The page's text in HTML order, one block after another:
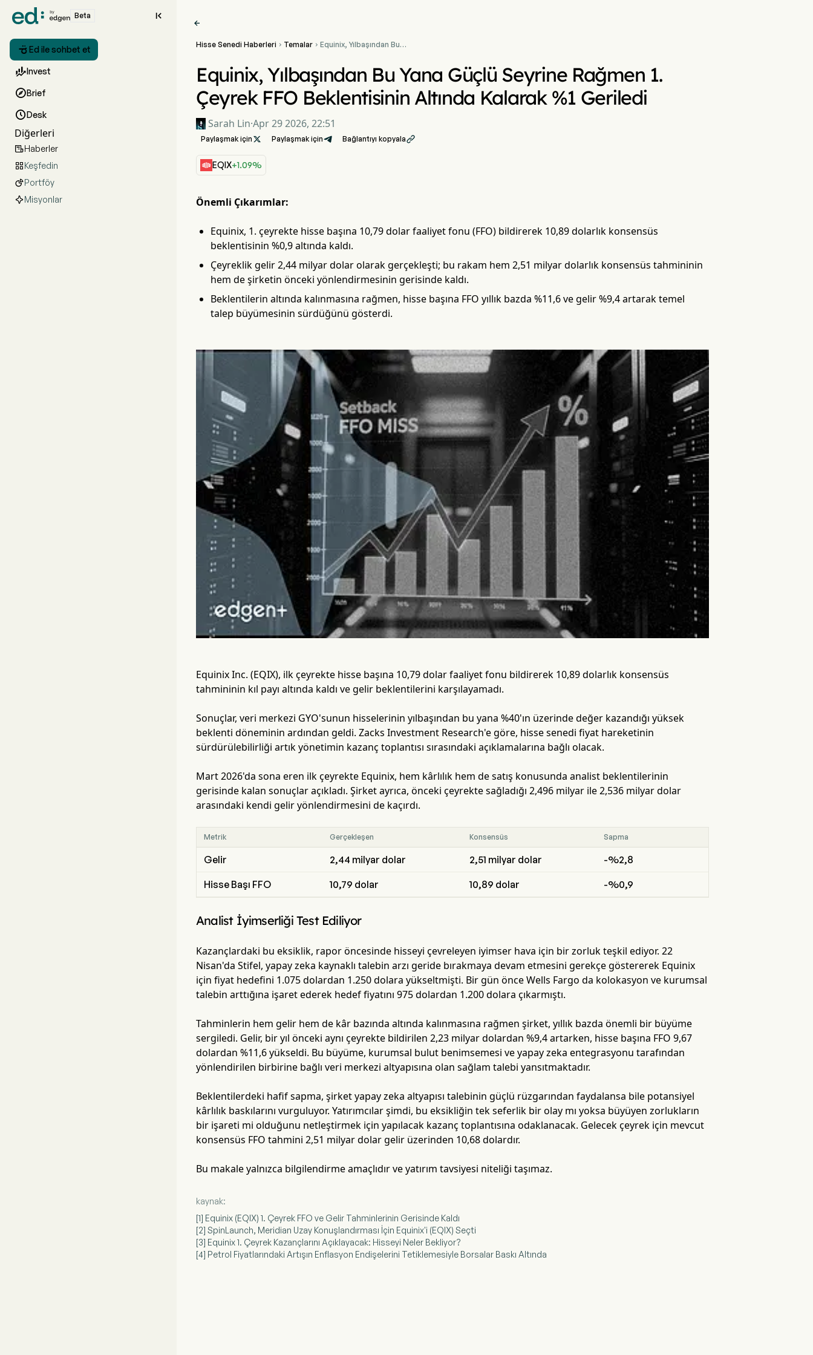
Beta 
 Ed ile sohbet et
Invest
Brief
Desk
Diğerleri
Haberler
Keşfedin
Portföy
Misyonlar

Hisse Senedi Haberleri  Temalar  Equinix, Yılbaşından Bu
Beklentisinin Altında
Kalarak %1 Geriledi
Equinix, Yılbaşından Bu Yana Güçlü Seyrine Rağmen 1.
Çeyrek FFO Beklentisinin Altında Kalarak %1 Geriledi
Sarah Lin·Apr 29 2026, 22:51
Paylaşmak için  Paylaşmak için Bağlantıyı kopyala
EQIX+1.09%
Önemli Çıkarımlar:
Equinix, 1. çeyrekte hisse başına 10,79 dolar faaliyet fonu (FFO) bildirerek 10,89 dolarlık konsensüs
beklentisinin %0,9 altında kaldı.
Çeyreklik gelir 2,44 milyar dolar olarak gerçekleşti; bu rakam hem 2,51 milyar dolarlık konsensüs tahmininin
hem de şirketin önceki yönlendirmesinin gerisinde kaldı.
Beklentilerin altında kalınmasına rağmen, hisse başına FFO yıllık bazda %11,6 ve gelir %9,4 artarak temel
talep büyümesinin sürdüğünü gösterdi.
Equinix Inc. (EQIX), ilk çeyrekte hisse başına 10,79 dolar faaliyet fonu bildirerek 10,89 dolarlık konsensüs
tahmininin kıl payı altında kaldı ve gelir beklentilerini karşılayamadı.
Sonuçlar, veri merkezi GYO'sunun hisselerinin yılbaşından bu yana %40'ın üzerinde değer kazandığı yüksek
beklenti döneminin ardından geldi. Zacks Investment Research'e göre, hisse senedi fiyat hareketinin
sürdürülebilirliği artık yönetimin kazanç toplantısı sırasındaki açıklamalarına bağlı olacak.
Mart 2026'da sona eren ilk çeyrekte Equinix, hem kârlılık hem de satış konusunda analist beklentilerinin
gerisinde kalan sonuçlar açıkladı. Şirket ayrıca, önceki çeyrekte sağladığı 2,496 milyar ile 2,536 milyar dolar
arasındaki kendi gelir yönlendirmesini de kaçırdı.
Metrik Gerçekleşen Konsensüs Sapma
Gelir 2,44 milyar dolar 2,51 milyar dolar -%2,8
Hisse Başı FFO 10,79 dolar 10,89 dolar -%0,9
Analist İyimserliği Test Ediliyor
Kazançlardaki bu eksiklik, rapor öncesinde hisseyi çevreleyen iyimser hava için bir zorluk teşkil ediyor. 22
Nisan'da Stifel, yapay zeka kaynaklı talebin arzı geride bırakmaya devam etmesini gerekçe göstererek Equinix
için fiyat hedefini 1.075 dolardan 1.250 dolara yükseltmişti. Bir gün önce Wells Fargo da kolokasyon ve kurumsal
talebin arttığına işaret ederek hedef fiyatını 975 dolardan 1.200 dolara çıkarmıştı.
Tahminlerin hem gelir hem de kâr bazında altında kalınmasına rağmen şirket, yıllık bazda önemli bir büyüme
sergiledi. Gelir, bir yıl önceki aynı çeyrekte bildirilen 2,23 milyar dolardan %9,4 artarken, hisse başına FFO 9,67
dolardan %11,6 yükseldi. Bu büyüme, kurumsal bulut benimsemesi ve yapay zeka entegrasyonu tarafından
yönlendirilen birbirine bağlı veri merkezi altyapısına olan sağlam talebi yansıtmaktadır.
Beklentilerdeki hafif sapma, şirket yapay zeka altyapısı talebinin güçlü rüzgarından faydalansa bile potansiyel
kârlılık baskılarını vurguluyor. Yatırımcılar şimdi, bu eksikliğin tek seferlik bir olay mı yoksa büyüyen zorlukların
bir işareti mi olduğunu netleştirmek için yapılacak kazanç toplantısına odaklanacak. Gelecek çeyrek için mevcut
konsensüs FFO tahmini 2,51 milyar dolar gelir üzerinden 10,68 dolardır.
Bu makale yalnızca bilgilendirme amaçlıdır ve yatırım tavsiyesi niteliği taşımaz.
kaynak:
[1] Equinix (EQIX) 1. Çeyrek FFO ve Gelir Tahminlerinin Gerisinde Kaldı
[2] SpinLaunch, Meridian Uzay Konuşlandırması İçin Equinix'i (EQIX) Seçti
[3] Equinix 1. Çeyrek Kazançlarını Açıklayacak: Hisseyi Neler Bekliyor?
[4] Petrol Fiyatlarındaki Artışın Enflasyon Endişelerini Tetiklemesiyle Borsalar Baskı Altında